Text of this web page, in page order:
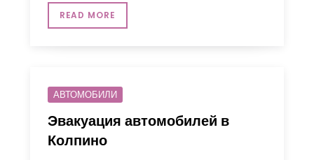
READ MORE
АВТОМОБИЛИ
Эвакуация автомобилей в
Колпино